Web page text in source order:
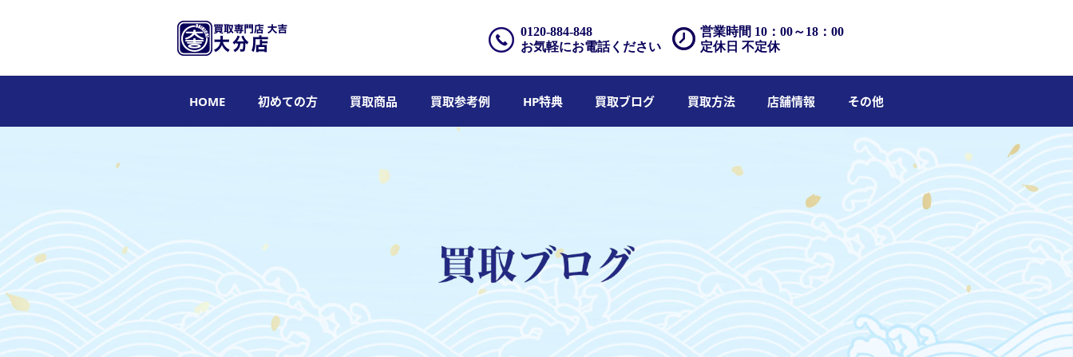
営業時間 10：00～18：00
定休日 不定休
0120-884-848
お気軽にお電話ください
HOME 初めての方 買取商品 買取参考例 HP特典 買取ブログ 買取方法 店舗情報 その他